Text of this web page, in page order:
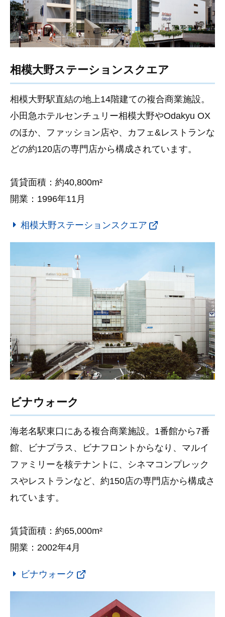
相模大野ステーションスクエア
相模大野駅直結の地上14階建ての複合商業施設。
小田急ホテルセンチュリー相模大野やOdakyu OX
のほか、ファッション店や、カフェ&レストランな
どの約120店の専門店から構成されています。
賃貸面積：約40,800m²
開業：1996年11月
相模大野ステーションスクエア
ビナウォーク
海老名駅東口にある複合商業施設。1番館から7番
館、ビナプラス、ビナフロントからなり、マルイ
ファミリーを核テナントに、シネマコンプレック
スやレストランなど、約150店の専門店から構成さ
れています。
賃貸面積：約65,000m²
開業：2002年4月
ビナウォーク